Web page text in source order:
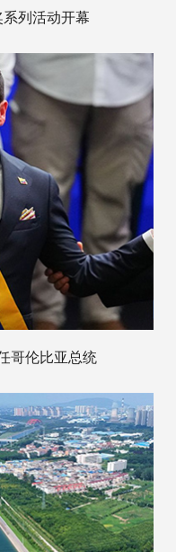
列活动开幕
哥伦比亚总统